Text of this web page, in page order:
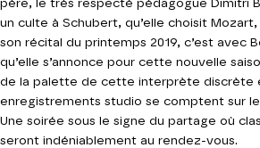
père, le très respecté pédagogue Dimitri
un culte à Schubert, qu’elle choisit
son récital du printemps 2019, c’est avec
qu’elle s’annonce pour cette nouvelle
de la palette de cette interprète discrète
enregistrements studio se comptent sur
Une soirée sous le signe du partage où
seront indéniablement au rendez-vous.